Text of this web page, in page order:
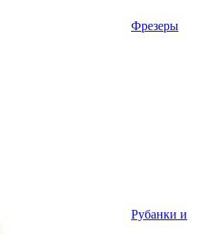
Фрезеры
Рубанки и